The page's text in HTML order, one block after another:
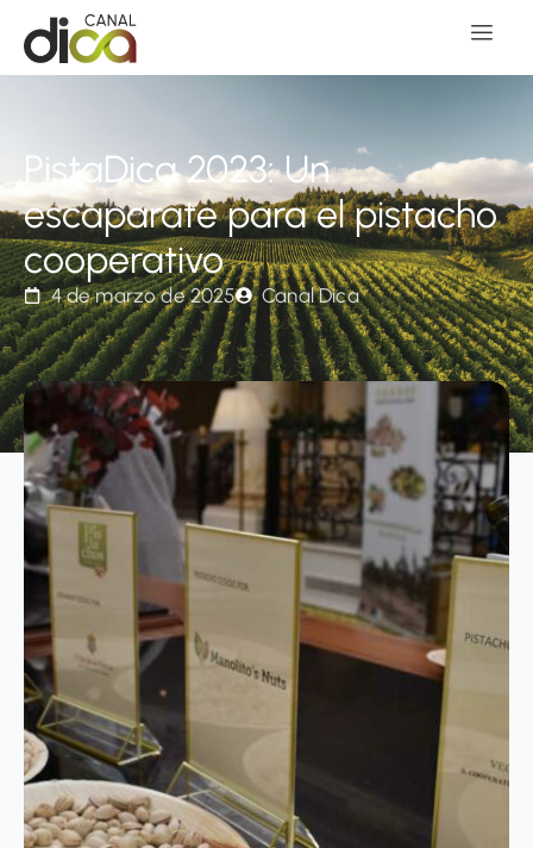
PistaDica 2023: Un
escaparate para el pistacho
cooperativo
4 de marzo de 2025 Canal Dica